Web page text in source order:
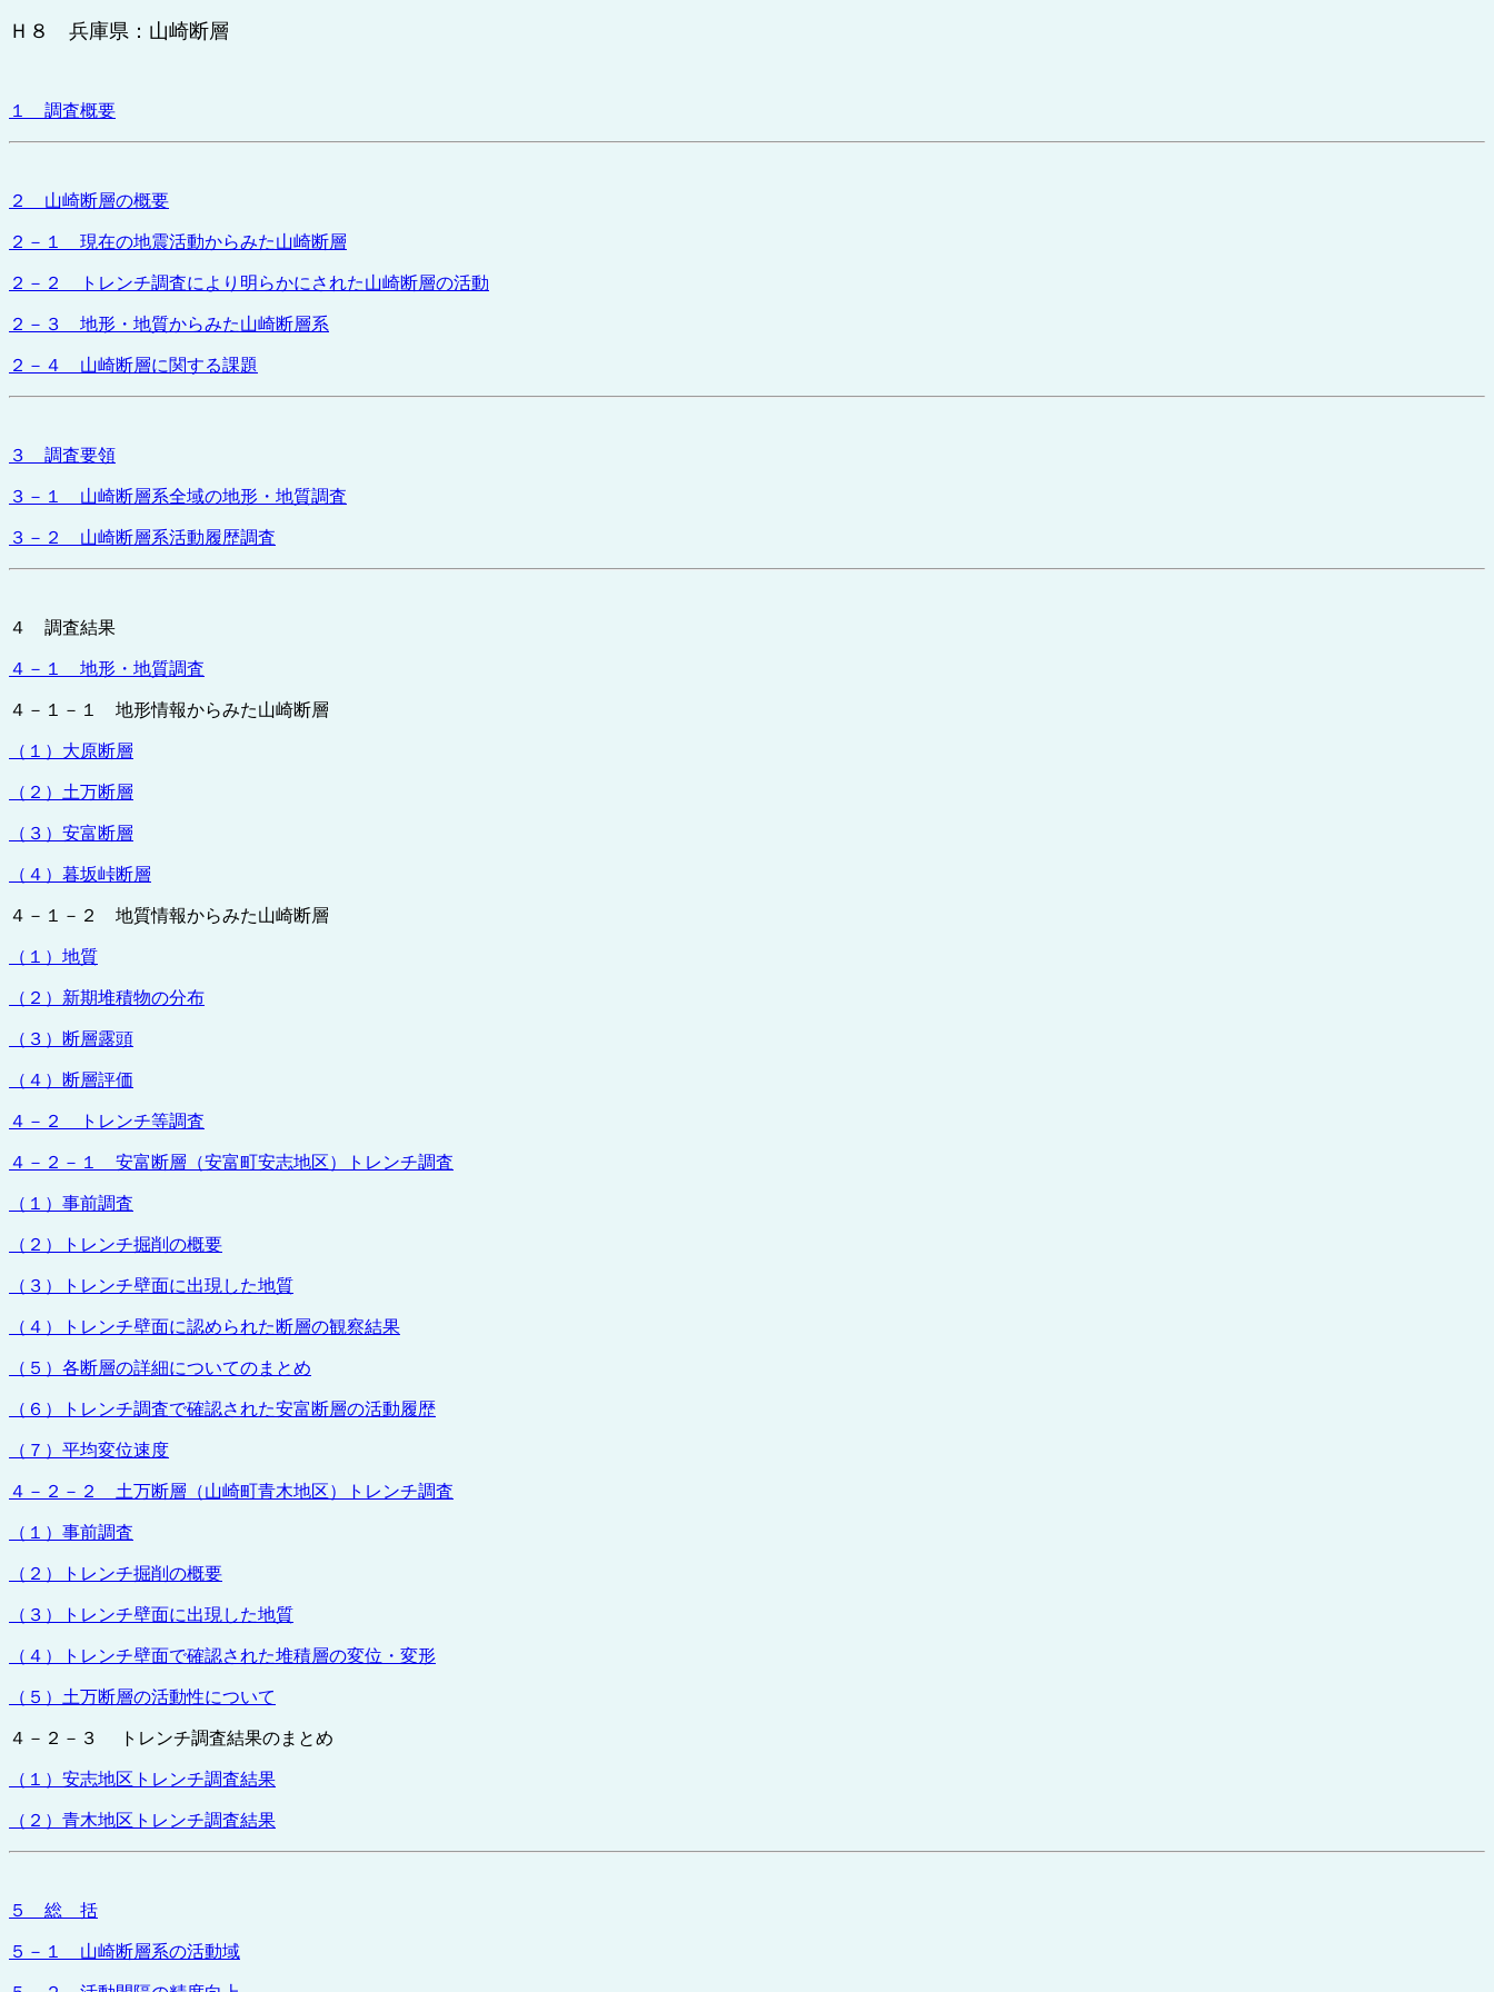
Ｈ８ 兵庫県：山崎断層
１ 調査概要
２ 山崎断層の概要
２－１ 現在の地震活動からみた山崎断層
２－２ トレンチ調査により明らかにされた山崎断層の活動
２－３ 地形・地質からみた山崎断層系
２－４ 山崎断層に関する課題
３ 調査要領
３－１ 山崎断層系全域の地形・地質調査
３－２ 山崎断層系活動履歴調査
４ 調査結果
４－１ 地形・地質調査
４－１－１ 地形情報からみた山崎断層
（１）大原断層
（２）土万断層
（３）安富断層
（４）暮坂峠断層
４－１－２ 地質情報からみた山崎断層
（１）地質
（２）新期堆積物の分布
（３）断層露頭
（４）断層評価
４－２ トレンチ等調査
４－２－１ 安富断層（安富町安志地区）トレンチ調査
（１）事前調査
（２）トレンチ掘削の概要
（３）トレンチ壁面に出現した地質
（４）トレンチ壁面に認められた断層の観察結果
（５）各断層の詳細についてのまとめ
（６）トレンチ調査で確認された安富断層の活動履歴
（７）平均変位速度
４－２－２ 土万断層（山崎町青木地区）トレンチ調査
（１）事前調査
（２）トレンチ掘削の概要
（３）トレンチ壁面に出現した地質
（４）トレンチ壁面で確認された堆積層の変位・変形
（５）土万断層の活動性について
４－２－３ トレンチ調査結果のまとめ
（１）安志地区トレンチ調査結果
（２）青木地区トレンチ調査結果
５ 総 括
５－１ 山崎断層系の活動域